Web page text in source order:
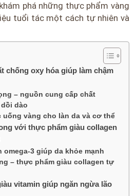
phá những thực phẩm vàng
tuổi tác một cách tự nhiên và
chống oxy hóa giúp làm chậm
– nguồn cung cấp chất
dào
uống vàng cho làn da và cơ thể
với thực phẩm giàu collagen
omega-3 giúp da khỏe mạnh
– thực phẩm giàu collagen tự
vitamin giúp ngăn ngừa lão